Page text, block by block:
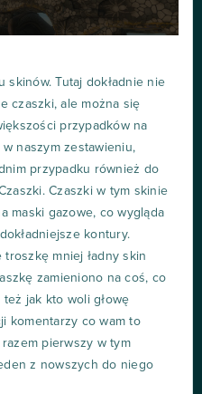
skinów. Tutaj dokładnie nie
czaszki, ale można się
przypadków na
naszym zestawieniu,
przypadku również do
Czaszki w tym skinie
maski gazowe, co wygląda
kontury.
mniej ładny skin
zamieniono na coś, co
jak kto woli głowę
komentarzy co wam to
pierwszy w tym
z nowszych do niego